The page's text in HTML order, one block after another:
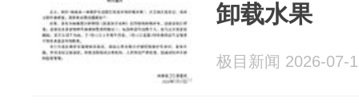
卸载水果
极目新闻 2026-07-